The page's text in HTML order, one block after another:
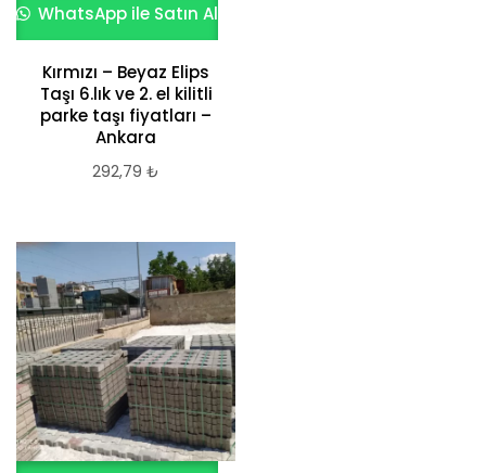
WhatsApp ile Satın Al
Kırmızı – Beyaz Elips
Taşı 6.lık ve 2. el kilitli
parke taşı fiyatları –
Ankara
292,79 ₺